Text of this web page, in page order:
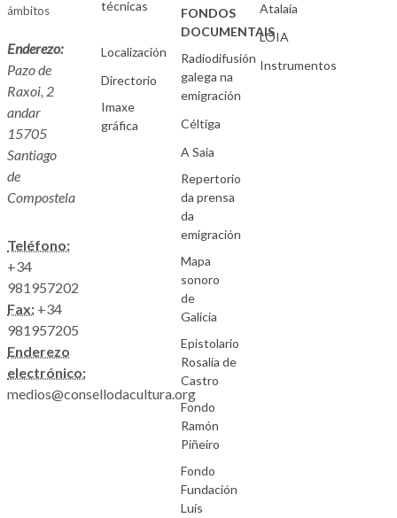
ámbitos
Enderezo:
Pazo de
Raxoi, 2
andar
15705
Santiago
de
Compostela
Teléfono:
+34
981957202
Fax: +34
981957205
Enderezo
electrónico:
medios@consellodacultura.org
técnicas
Localización
Directorio
Imaxe
gráfica
FONDOS
DOCUMENTAIS
Radiodifusión
galega na
emigración
Céltiga
A Saia
Repertorio
da prensa
da
emigración
Mapa
sonoro
de
Galicia
Epistolario
Rosalía de
Castro
Fondo
Ramón
Piñeiro
Fondo
Fundación
Luís
Atalaia
LOIA
Instrumentos